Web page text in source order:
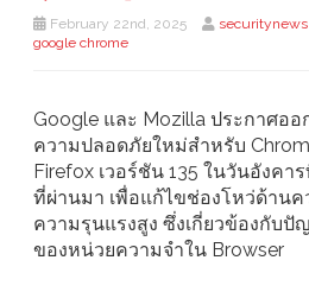
February 22nd, 2025 securitynews
google chrome
Google และ Mozilla ประกาศอ
ความปลอดภัยใหม่สำหรับ
Firefox เวอร์ชัน 135 ในวันอังคา
ที่ผ่านมา เพื่อแก้ไขช่องโหว่ด้าน
ความรุนแรงสูง ซึ่งเกี่ยวข้องกับ
ของหน่วยความจำใน Browser